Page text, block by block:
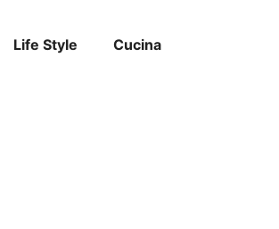
Life Style Cucina